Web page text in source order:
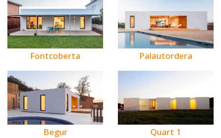
Fontcoberta Palautordera
Begur Quart 1